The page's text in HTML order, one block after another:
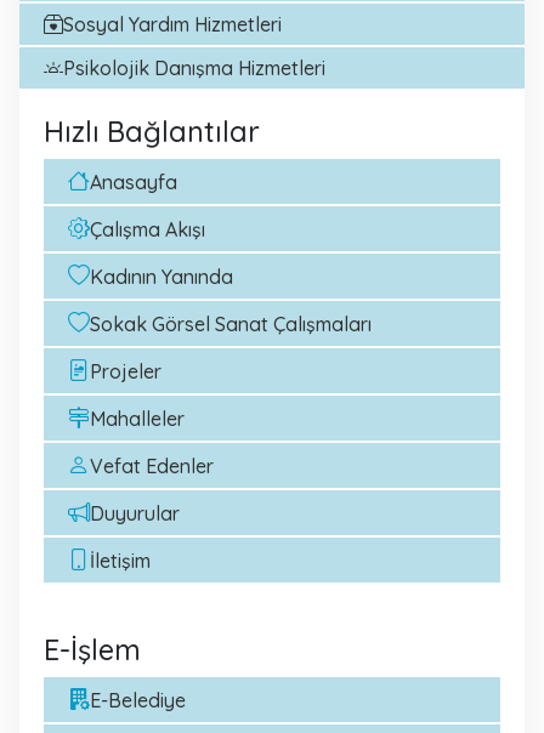
Sosyal Yardım Hizmetleri
Psikolojik Danışma Hizmetleri
Hızlı Bağlantılar
Anasayfa
Çalışma Akışı
Kadının Yanında
Sokak Görsel Sanat Çalışmaları
Projeler
Mahalleler
Vefat Edenler
Duyurular
İletişim
E-İşlem
E-Belediye